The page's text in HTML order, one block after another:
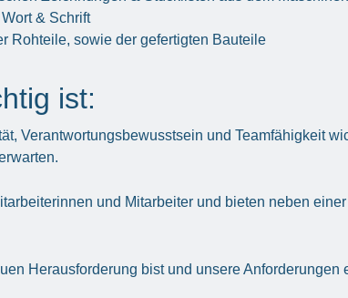
& Schrift
Rohteile, sowie der gefertigten Bauteile
ist:
Verantwortungsbewusstsein und Teamfähigkeit
und Mitarbeiter und bieten neben
Herausforderung bist und unsere Anforderungen